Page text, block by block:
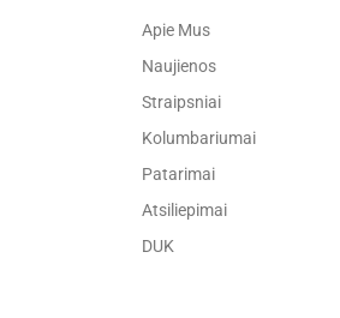
Apie Mus
Naujienos
Straipsniai
Kolumbariumai
Patarimai
Atsiliepimai
DUK